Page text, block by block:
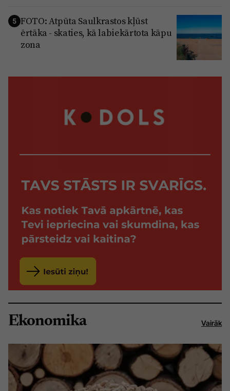
5 FOTO: Atpūta Saulkrastos kļūst
ērtāka - skaties, kā labiekārtota kāpu
zona
Ekonomika Vairāk